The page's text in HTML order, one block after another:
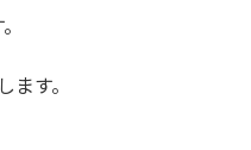
す。